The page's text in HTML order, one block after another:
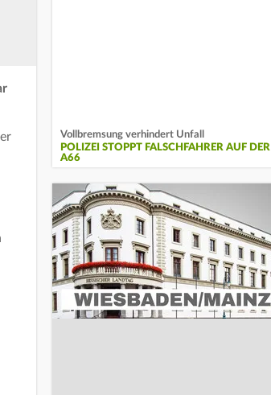
Vollbremsung verhindert Unfall
POLIZEI STOPPT FALSCHFAHRER AUF DER
A66